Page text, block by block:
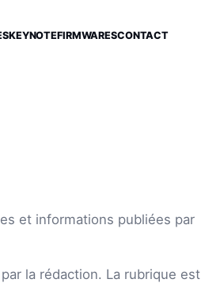
KEYNOTEFIRMWARESCONTACT
et informations publiées par
la rédaction. La rubrique est